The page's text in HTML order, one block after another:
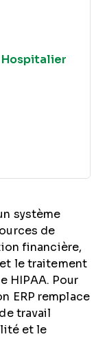
Hospitalier
système
de
financière,
le traitement
HIPAA. Pour
ERP remplace
travail
et le